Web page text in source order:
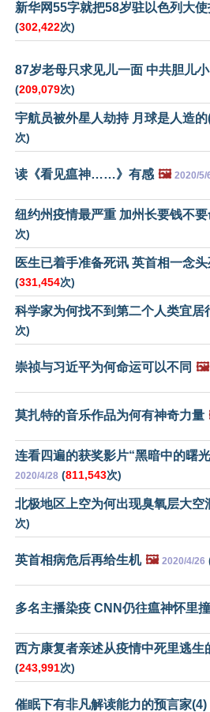
新华网55字就把58岁驻以色列大使
(302,422次)
87岁老母只求见儿一面 中共胆儿
(209,079次)
宇航员被外星人劫持 月球是人造的
次)
读《看见瘟神……》有感 🖼️ 2020/5/
纽约州疫情最严重 加州长要钱不要
次)
医生已着手准备死讯 英首相一念
(331,454次)
科学家为何找不到第二个人类宜居
次)
崇祯与习近平为何命运可以不同 🖼️
莫扎特的音乐作品为何有神奇力量
连看四遍的获奖影片“黑暗中的曙
2020/4/28 (811,543次)
北极地区上空为何出现臭氧层大空
次)
英首相病危后再给生机 🖼️ 2020/4/26
多名主播染疫 CNN仍往瘟神怀里撞
西方康复者亲述从疫情中死里逃生
(243,991次)
催眠下有非凡解读能力的预言家(4)